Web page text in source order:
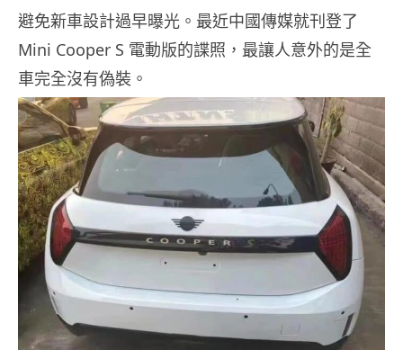
避免新車設計過早曝光。最近中國傳媒就刊登了
Mini Cooper S 電動版的諜照，最讓人意外的是全
車完全沒有偽裝。